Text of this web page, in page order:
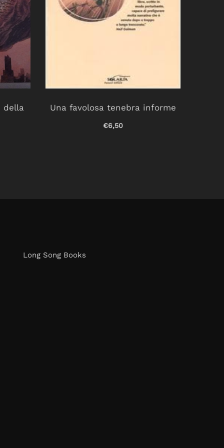
della
Una favolosa tenebra informe
€6,50
Long Song Books